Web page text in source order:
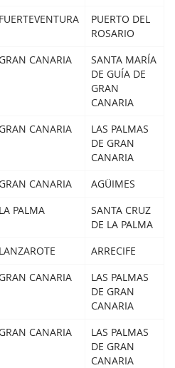
FUERTEVENTURA
PUERTO DEL
ROSARIO
CANARIA
SANTA MARÍA
DE GUÍA DE
GRAN
CANARIA
CANARIA
LAS PALMAS
DE GRAN
CANARIA
CANARIA
AGÜIMES
LA PALMA
SANTA CRUZ
DE LA PALMA
LANZAROTE
ARRECIFE
CANARIA
LAS PALMAS
DE GRAN
CANARIA
CANARIA
LAS PALMAS
DE GRAN
CANARIA